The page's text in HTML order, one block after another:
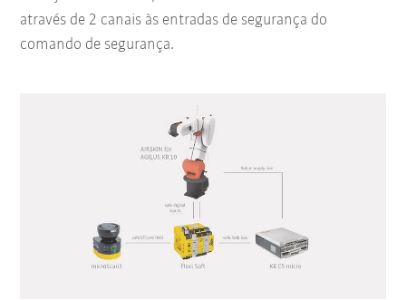
através de 2 canais às entradas de segurança do
comando de segurança.